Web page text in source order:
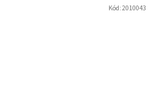
Kód:2010043